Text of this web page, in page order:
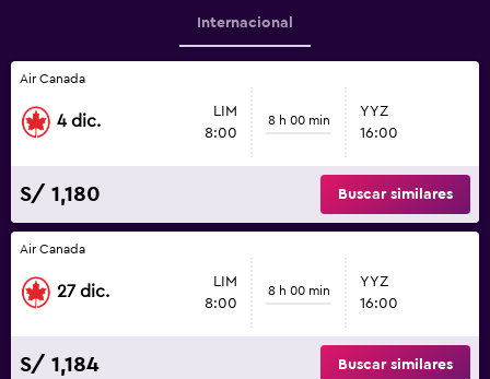
Internacional
Air Canada
4 dic.
LIM
8:00
8 h 00 min
YYZ
16:00
S/ 1,180 Buscar similares
Air Canada
27 dic.
LIM
8:00
8 h 00 min
YYZ
16:00
S/ 1,184 Buscar similares